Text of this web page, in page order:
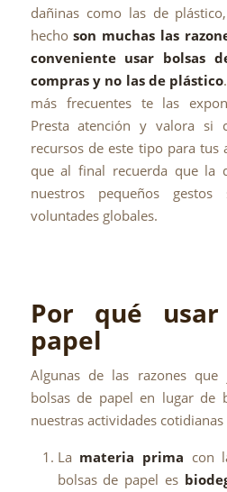
dañinas como las de
hechoson muchas las
conveniente usar bolsas
compras y no las de plástico
más frecuentes te las
Presta atención y valora si
recursos de este tipo para tus
que al final recuerda que la
nuestros pequeños
voluntades globales.
Por qué
papel
Algunas de las razones
bolsas de papel en lugar de
nuestras actividades
La materia prima con
bolsas de papel es